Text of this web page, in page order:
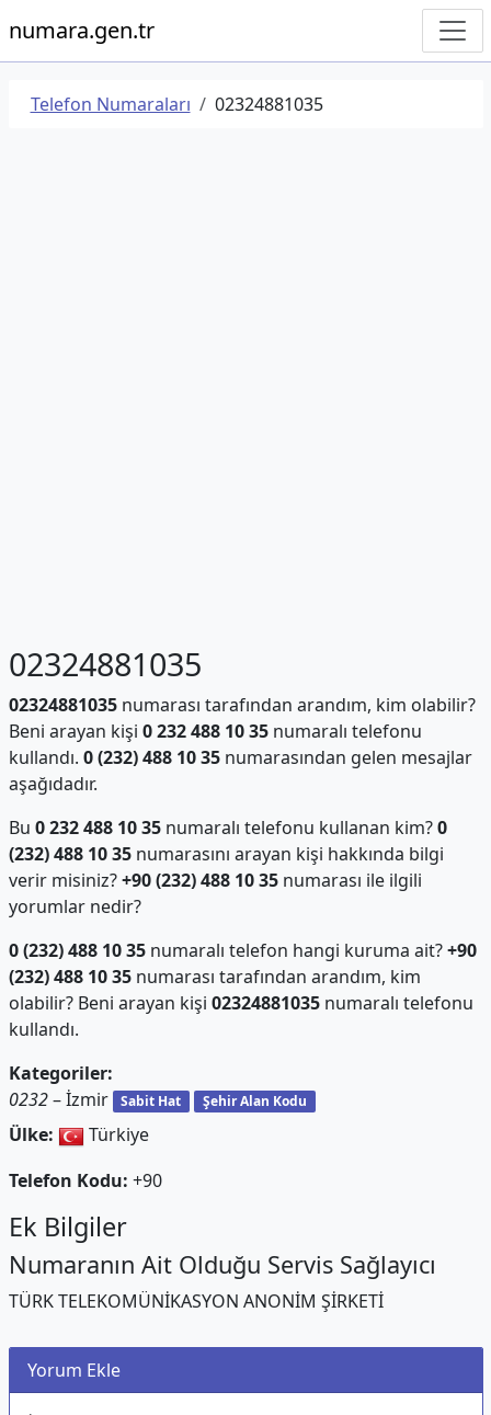
numara.gen.tr
Telefon Numaraları 02324881035
02324881035
02324881035numarası tarafından arandım, kim olabilir?
Beni arayan kişi 0 232 488 10 35numaralı telefonu
kullandı. 0 (232) 488 10 35numarasından gelen mesajlar
aşağıdadır.
Bu 0 232 488 10 35numaralı telefonu kullanan kim?0
(232) 488 10 35numarasını arayan kişi hakkında bilgi
verir misiniz?+90 (232) 488 10 35numarası ile ilgili
yorumlar nedir?
0 (232) 488 10 35numaralı telefon hangi kuruma ait?+90
(232) 488 10 35numarası tarafından arandım, kim
olabilir? Beni arayan kişi 02324881035numaralı telefonu
kullandı.
Kategoriler:
0232– İzmir Sabit Hat Şehir Alan Kodu
Ülke:
Türkiye
Telefon Kodu: +90
Ek Bilgiler
Numaranın Ait Olduğu Servis Sağlayıcı
TÜRK TELEKOMÜNİKASYON ANONİM ŞİRKETİ
Yorum Ekle